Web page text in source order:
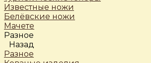
Известные ножи
Белёвские ножи
Мачете
Разное
Назад
Разное